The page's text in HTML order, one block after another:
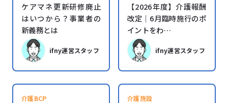
ケアマネ更新研修廃止
はいつから？事業者の
新義務とは
ifny運営スタッフ
【2026年度】介護報酬
改定｜6月臨時施行のポ
イントをわ…
ifny運営スタッフ
介護BCP
介護施設